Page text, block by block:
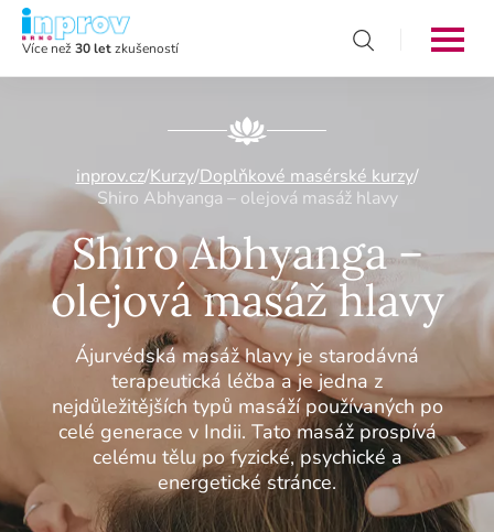
Více než30 letzkušeností
inprov.cz/Kurzy/Doplňkové masérské kurzy/
Shiro Abhyanga – olejová masáž hlavy
Shiro Abhyanga –
olejová masáž hlavy
Ájurvédská masáž hlavy je starodávná
terapeutická léčba a je jedna z
nejdůležitějších typů masáží používaných po
celé generace v Indii. Tato masáž prospívá
celému tělu po fyzické, psychické a
energetické stránce.